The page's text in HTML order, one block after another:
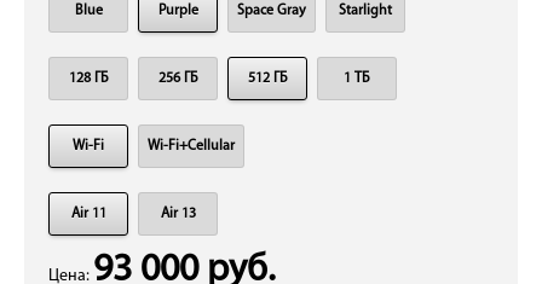
Blue Purple Space Gray Starlight
128 ГБ 256 ГБ 512 ГБ 1 ТБ
Wi-Fi Wi-Fi+Cellular
Air 11 Air 13
Цена: 93 000 руб.